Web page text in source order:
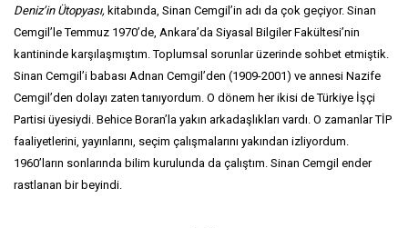
Deniz’in Ütopyası, kitabında, Sinan Cemgil’in adı da çok geçiyor. Sinan
Cemgil’le Temmuz 1970’de, Ankara’da Siyasal Bilgiler Fakültesi’nin
kantininde karşılaşmıştım. Toplumsal sorunlar üzerinde sohbet etmiştik.
Sinan Cemgil’i babası Adnan Cemgil’den (1909-2001) ve annesi Nazife
Cemgil’den dolayı zaten tanıyordum. O dönem her ikisi de Türkiye İşçi
Partisi üyesiydi. Behice Boran’la yakın arkadaşlıkları vardı. O zamanlar TİP
faaliyetlerini, yayınlarını, seçim çalışmalarını yakından izliyordum.
1960’ların sonlarında bilim kurulunda da çalıştım. Sinan Cemgil ender
rastlanan bir beyindi.